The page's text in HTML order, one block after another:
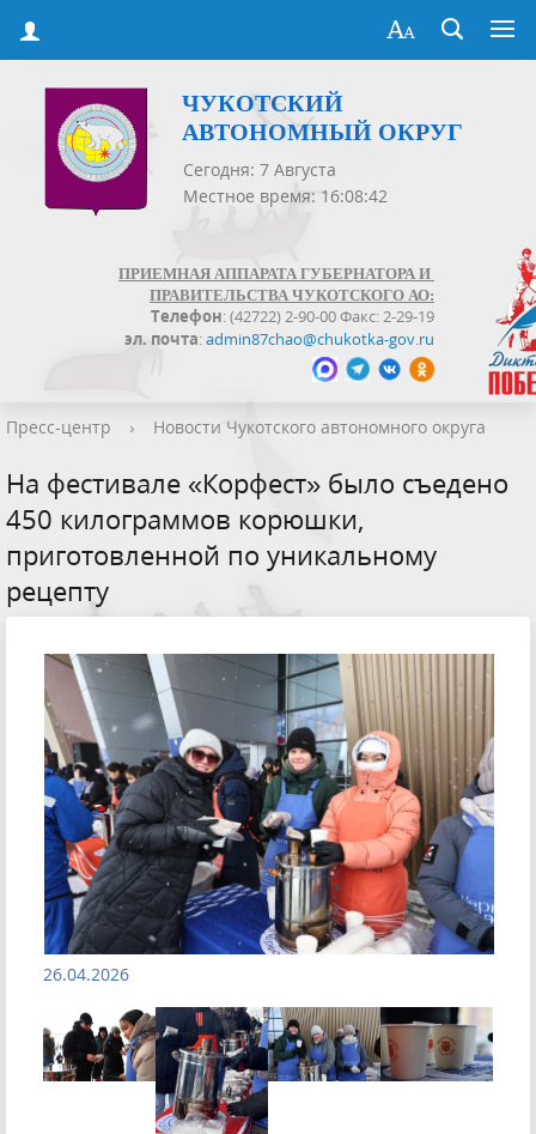
ЧУКОТСКИЙ
АВТОНОМНЫЙ ОКРУГ
Сегодня: 7 Августа
Местное время: 16:08:42
ПРИЕМНАЯ АППАРАТА ГУБЕРНАТОРА И
ПРАВИТЕЛЬСТВА ЧУКОТСКОГО АО:
Телефон: (42722) 2-90-00 Факс: 2-29-19
эл. почта:admin87chao@chukotka-gov.ru
Пресс-центр › Новости Чукотского автономного округа
На фестивале «Корфест» было съедено
450 килограммов корюшки,
приготовленной по уникальному
рецепту
26.04.2026